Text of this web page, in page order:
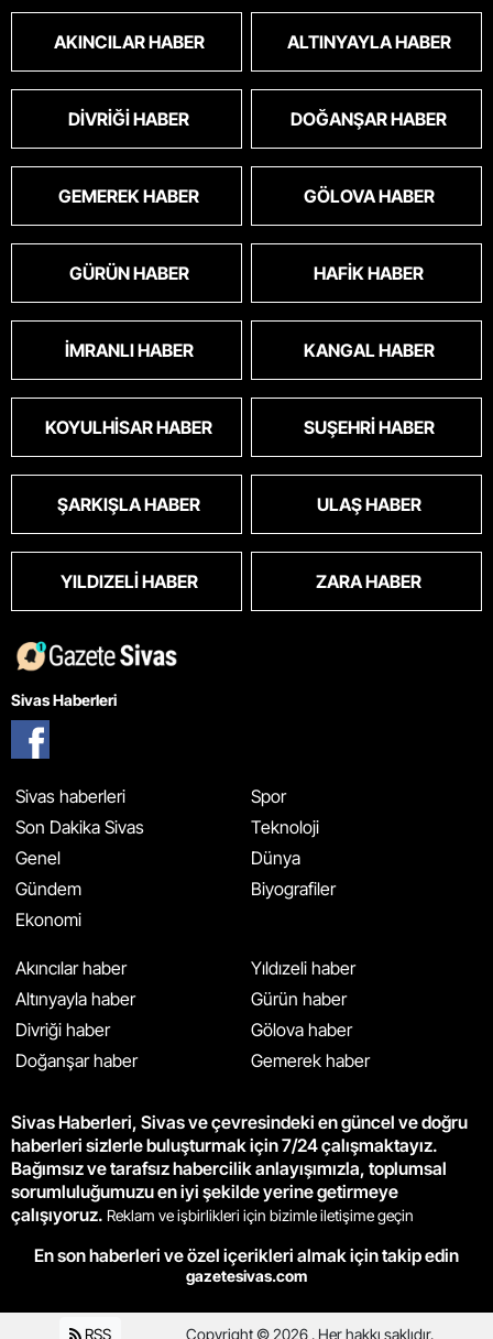
AKINCILAR HABER ALTINYAYLA HABER
DIVRIĞI HABER DOĞANŞAR HABER
GEMEREK HABER GÖLOVA HABER
GÜRÜN HABER HAFIK HABER
İMRANLI HABER KANGAL HABER
KOYULHISAR HABER SUŞEHRI HABER
ŞARKIŞLA HABER ULAŞ HABER
YILDIZELI HABER ZARA HABER
Sivas Haberleri
Sivas haberleri
Son Dakika Sivas
Genel
Gündem
Ekonomi
Spor
Teknoloji
Dünya
Biyografiler
Akıncılar haber
Altınyayla haber
Divriği haber
Doğanşar haber
Yıldızeli haber
Gürün haber
Gölova haber
Gemerek haber
Sivas Haberleri, Sivas ve çevresindeki en güncel ve doğru
haberleri sizlerle buluşturmak için 7/24 çalışmaktayız.
Bağımsız ve tarafsız habercilik anlayışımızla, toplumsal
sorumluluğumuzu en iyi şekilde yerine getirmeye
çalışıyoruz. Reklam ve işbirlikleri için bizimle iletişime geçin
En son haberleri ve özel içerikleri almak için takip edin
gazetesivas.com
RSS Copyright © 2026 . Her hakkı saklıdır.